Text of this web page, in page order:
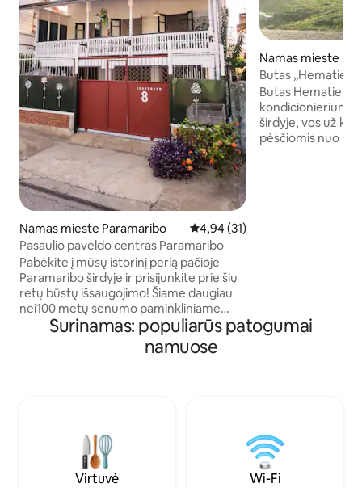
Namas mieste Paramaribo Vidutinis įvertinimas: 4,94 iš 5,
4,94 (31)
Pasaulio paveldo centras Paramaribo
Pabėkite į mūsų istorinį perlą pačioje
Paramaribo širdyje ir prisijunkite prie šių
retų būstų išsaugojimo! Šiame daugiau
nei100 metų senumo paminkliniame
pastate, kuris yra UNESCO pasaulio
paveldo objektas, yra dvi erdvios grindys
su aukštomis lubomis, daug šviesos ir
Ieškote ko nors mažesnio? Peržiūrėkite
kitą mūsų variantą:
airbnb.com/h/costerstraat8a.
Namas mieste
Butas „Hematiet“
Butas Hematiet
kondicionieriumi
širdyje, vos už
pėsčiomis nuo
Surinamas: populiarūs patogumai
namuose
Virtuvė Wi-Fi